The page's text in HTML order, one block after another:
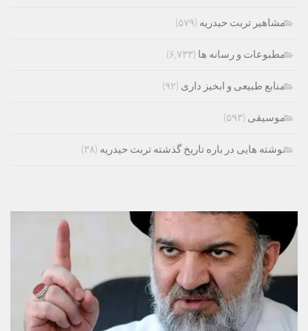
مشاهیر تربت حیدریه (۵۷۹)
مطبوعات و رسانه ها (۶,۷۳۳)
منابع طبیعی و ابخیز داری (۹۲)
موسیقی (۵۹۳)
نوشته هایی در باره تاریخ گذشته تربت حیدریه (۳۸)